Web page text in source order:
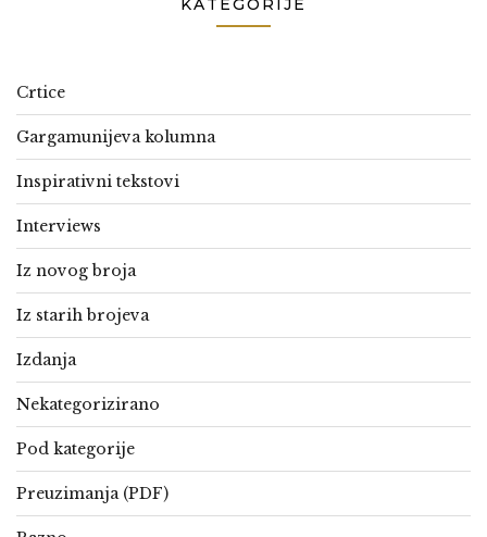
KATEGORIJE
Crtice
Gargamunijeva kolumna
Inspirativni tekstovi
Interviews
Iz novog broja
Iz starih brojeva
Izdanja
Nekategorizirano
Pod kategorije
Preuzimanja (PDF)